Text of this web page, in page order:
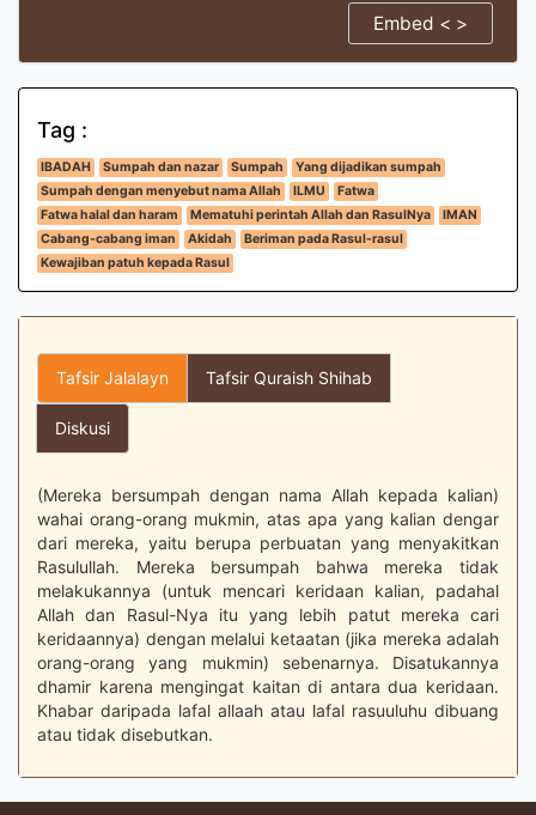
Embed < >
Tag :
IBADAH Sumpah dan nazar Sumpah
Yang dijadikan sumpah
Sumpah dengan menyebut nama Allah
ILMU
Fatwa
Fatwa halal dan haram
Mematuhi perintah Allah dan RasulNya
IMAN
Cabang-cabang iman
Akidah
Beriman pada Rasul-rasul
Kewajiban patuh kepada Rasul
Tafsir Jalalayn Tafsir Quraish Shihab
Diskusi
(Mereka bersumpah dengan nama Allah kepada kalian)
wahai orang-orang mukmin, atas apa yang kalian dengar
dari mereka, yaitu berupa perbuatan yang menyakitkan
Rasulullah. Mereka bersumpah bahwa mereka tidak
melakukannya (untuk mencari keridaan kalian, padahal
Allah dan Rasul-Nya itu yang lebih patut mereka cari
keridaannya) dengan melalui ketaatan (jika mereka adalah
orang-orang yang mukmin) sebenarnya. Disatukannya
dhamir karena mengingat kaitan di antara dua keridaan.
Khabar daripada lafal allaah atau lafal rasuuluhu dibuang
atau tidak disebutkan.